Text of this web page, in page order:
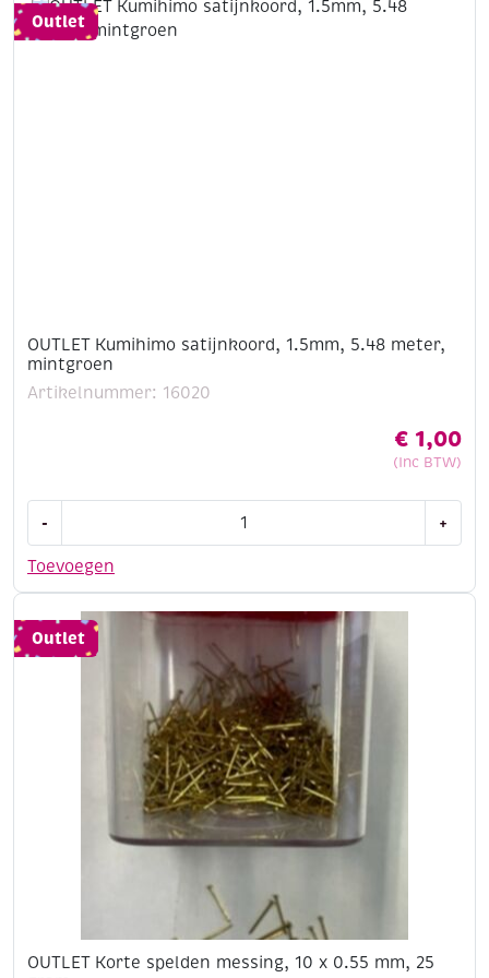
meter,
blauw
Outlet
OUTLET Kumihimo satijnkoord, 1.5mm, 5.48 meter,
mintgroen
Artikelnummer: 16020
€ 1,00
(Inc BTW)
Toevoegen
-
satijnkoord,
meter,
mintgroen
+
Outlet
OUTLET Korte spelden messing, 10 x 0.55 mm, 25